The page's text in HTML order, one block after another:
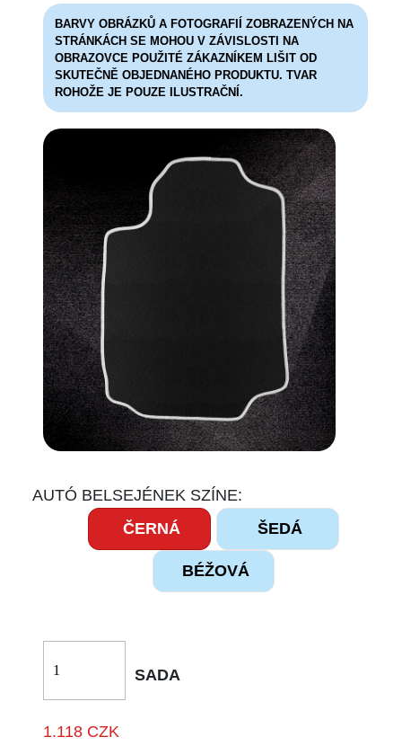
BARVY OBRÁZKŮ A FOTOGRAFIÍ ZOBRAZENÝCH NA
STRÁNKÁCH SE MOHOU V ZÁVISLOSTI NA
OBRAZOVCE POUŽITÉ ZÁKAZNÍKEM LIŠIT OD
SKUTEČNĚ OBJEDNANÉHO PRODUKTU. TVAR
ROHOŽE JE POUZE ILUSTRAČNÍ.
AUTÓ BELSEJÉNEK SZÍNE:
ČERNÁ
ŠEDÁ
BÉŽOVÁ
SADA
1.118 CZK